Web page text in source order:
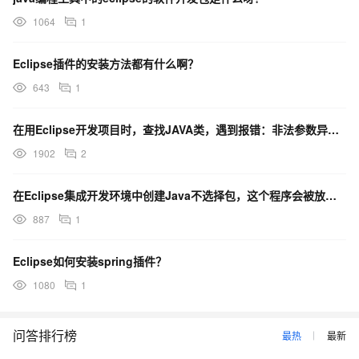
1064 1
Eclipse插件的安装方法都有什么啊？
643 1
在用Eclipse开发项目时，查找JAVA类，遇到报错：非法参数异常，请问是什么问题啊？
1902 2
在Eclipse集成开发环境中创建Java不选择包，这个程序会被放在那里还有package语句吗？
887 1
Eclipse如何安装spring插件？
1080 1
问答排行榜 最热 最新